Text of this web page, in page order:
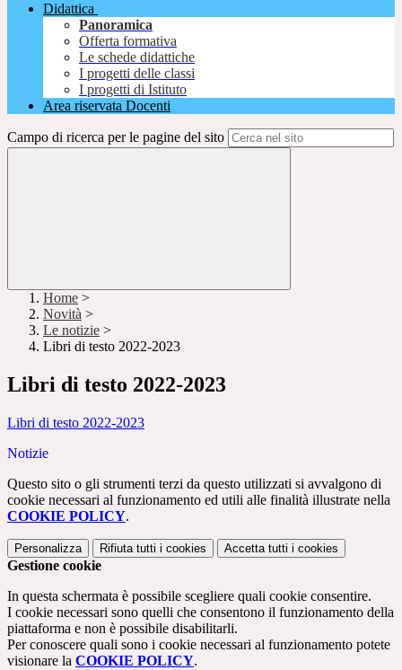
Didattica
Panoramica
Offerta formativa
Le schede didattiche
I progetti delle classi
I progetti di Istituto
Area riservata Docenti
Campo di ricerca per le pagine del sito
Home >
Novità >
Le notizie >
Libri di testo 2022-2023
Libri di testo 2022-2023
Libri di testo 2022-2023
Notizie
Questo sito o gli strumenti terzi da questo utilizzati si avvalgono di
cookie necessari al funzionamento ed utili alle finalità illustrate nella
COOKIE POLICY.
Personalizza Rifiuta tutti i cookies Accetta tutti i cookies
Gestione cookie
In questa schermata è possibile scegliere quali cookie consentire.
I cookie necessari sono quelli che consentono il funzionamento della
piattaforma e non è possibile disabilitarli.
Per conoscere quali sono i cookie necessari al funzionamento potete
visionare la COOKIE POLICY.